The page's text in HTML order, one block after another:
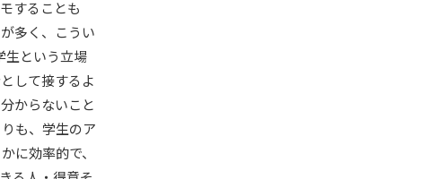
することも
多く、こうい
生という立場
して接するよ
からないこと
も、学生のア
に効率的で、